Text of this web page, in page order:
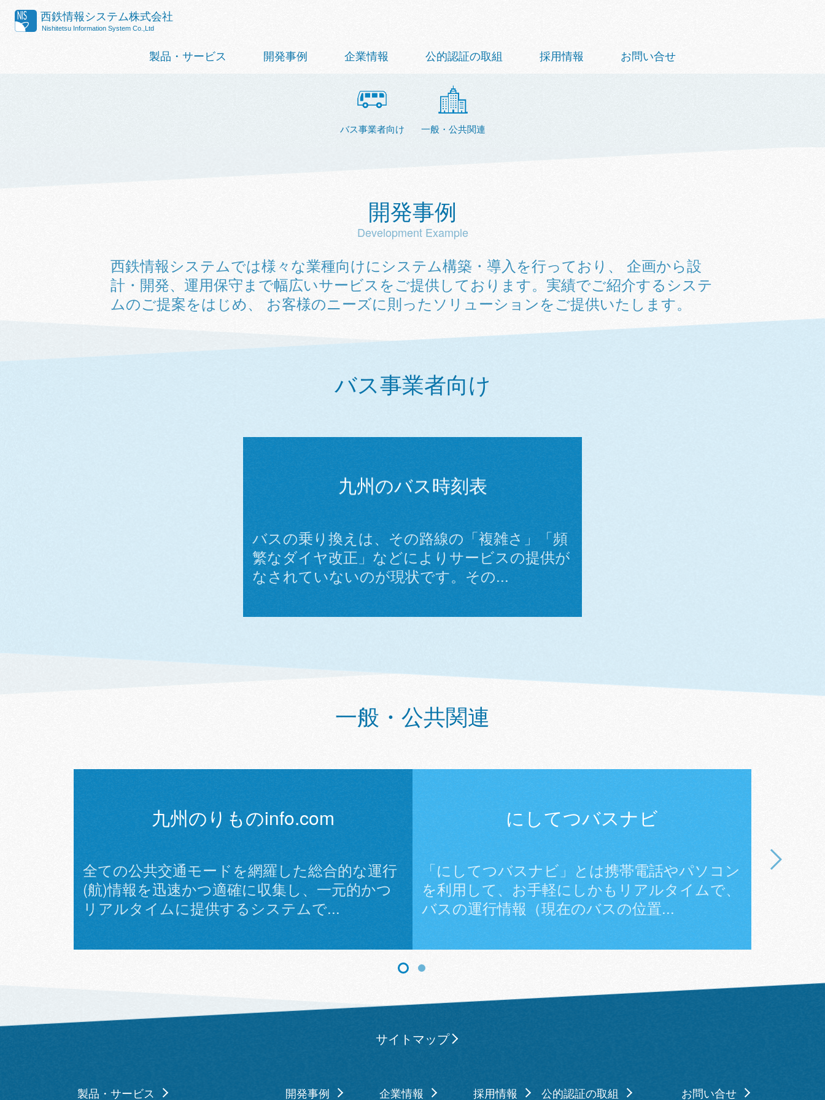
西鉄情報システム株式会社
Nishitetsu Information System Co.,Ltd
製品・サービス 開発事例 企業情報 公的認証の取組 採用情報 お問い合せ
バス事業者向け 一般・公共関連
開発事例
Development Example
西鉄情報システムでは様々な業種向けにシステム構築・導入を行っており、 企画から設
計・開発、運用保守まで幅広いサービスをご提供しております。実績でご紹介するシステ
ムのご提案をはじめ、 お客様のニーズに則ったソリューションをご提供いたします。
バス事業者向け
九州のバス時刻表
バスの乗り換えは、その路線の「複雑さ」「頻
繁なダイヤ改正」などによりサービスの提供が
なされていないのが現状です。その...
一般・公共関連
九州のりものinfo.com
全ての公共交通モードを網羅した総合的な運行
(航)情報を迅速かつ適確に収集し、一元的かつ
リアルタイムに提供するシステムで...
にしてつバスナビ
「にしてつバスナビ」とは携帯電話やパソコン
を利用して、お手軽にしかもリアルタイムで、
バスの運行情報（現在のバスの位置...
交通事
サイトマップ
製品・サービス 開発事例 企業情報 採用情報 公的認証の取組 お問い合せ